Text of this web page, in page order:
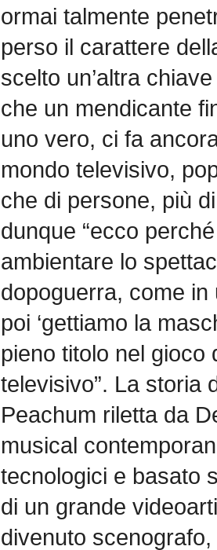
ormai talmente
perso il carattere
scelto un’altra
che un mendicante
uno vero, ci fa
mondo televisivo,
che di persone, più
dunque “ecco perché
ambientare lo
dopoguerra, come
poi ‘gettiamo la
pieno titolo nel gioco
televisivo”. La storia
Peachum riletta da
musical
tecnologici e basato
di un grande
divenuto